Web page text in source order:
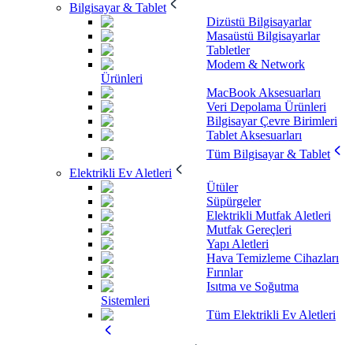
Bilgisayar & Tablet
Dizüstü Bilgisayarlar
Masaüstü Bilgisayarlar
Tabletler
Modem & Network
Ürünleri
MacBook Aksesuarları
Veri Depolama Ürünleri
Bilgisayar Çevre Birimleri
Tablet Aksesuarları
Tüm Bilgisayar & Tablet
Elektrikli Ev Aletleri
Ütüler
Süpürgeler
Elektrikli Mutfak Aletleri
Mutfak Gereçleri
Yapı Aletleri
Hava Temizleme Cihazları
Fırınlar
Isıtma ve Soğutma
Sistemleri
Tüm Elektrikli Ev Aletleri